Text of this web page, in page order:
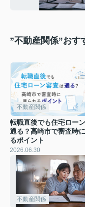
”不動産関係”おす
不動産関係
転職直後でも住宅ロー
通る？高崎市で審査時
るポイント
2026.06.30
不動産関係